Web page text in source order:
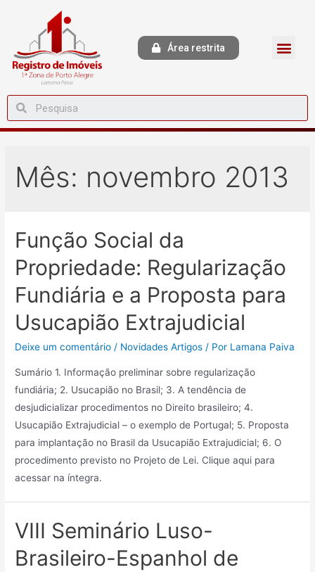
Área restrita
Mês: novembro 2013
Função Social da
Propriedade: Regularização
Fundiária e a Proposta para
Usucapião Extrajudicial
Deixe um comentário / Novidades Artigos / Por Lamana Paiva
Sumário 1. Informação preliminar sobre regularização
fundiária; 2. Usucapião no Brasil; 3. A tendência de
desjudicializar procedimentos no Direito brasileiro; 4.
Usucapião Extrajudicial – o exemplo de Portugal; 5. Proposta
para implantação no Brasil da Usucapião Extrajudicial; 6. O
procedimento previsto no Projeto de Lei. Clique aqui para
acessar na íntegra.
VIII Seminário Luso-
Brasileiro-Espanhol de